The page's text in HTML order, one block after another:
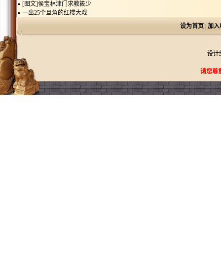
[图文]侯宝林津门求教筱少
一出25个旦角的红楼大戏
设为首页| 加入
设计
请您尊